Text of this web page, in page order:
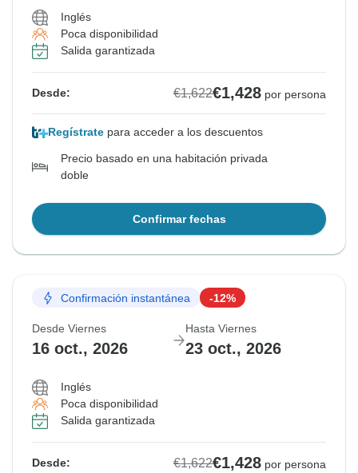
Inglés
Poca disponibilidad
Salida garantizada
Desde: €1,622€1,428 por persona
Regístrate para acceder a los descuentos
Precio basado en una habitación privada
doble
Confirmar fechas
Confirmación instantánea -12%
Desde Viernes
16 oct., 2026
Hasta Viernes
23 oct., 2026
Inglés
Poca disponibilidad
Salida garantizada
Desde: €1,622€1,428 por persona